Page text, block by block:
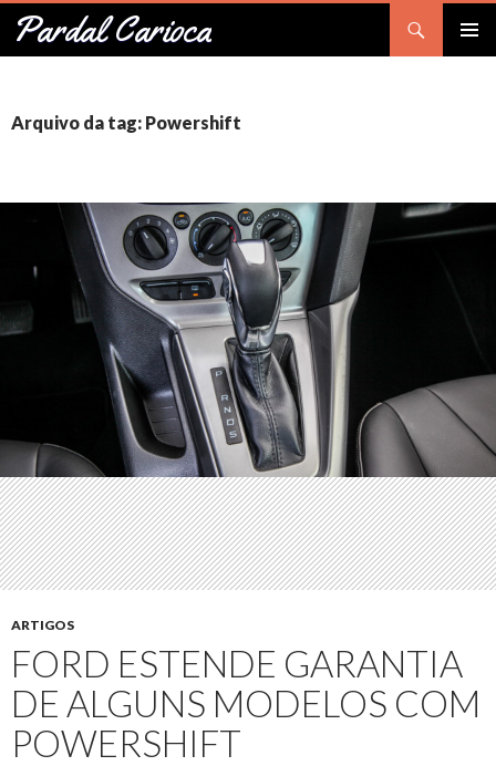
Pardal Carioca
Pesquisar
PULAR
CONTEÚDO
Arquivo da tag: Powershift
ARTIGOS
FORD ESTENDE GARANTIA
DE ALGUNS MODELOS COM
POWERSHIFT